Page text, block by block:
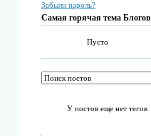
Забыли пароль?
Самая горячая тема Блогов
Пусто
У постов еще нет тегов